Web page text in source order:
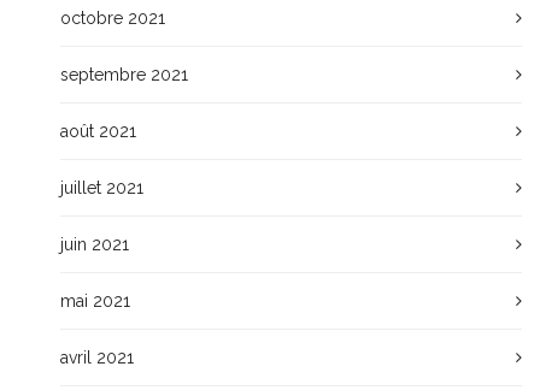
octobre 2021
septembre 2021
août 2021
juillet 2021
juin 2021
mai 2021
avril 2021